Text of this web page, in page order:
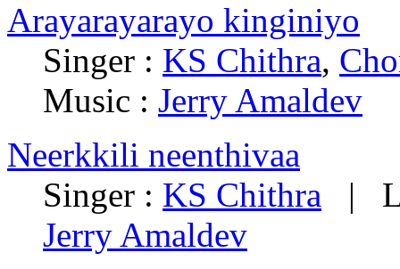
Arayarayarayo kinginiyo
Singer : KS Chithra,
Music : Jerry Amaldev
Neerkkili neenthivaa
Singer : KS Chithra |
Jerry Amaldev